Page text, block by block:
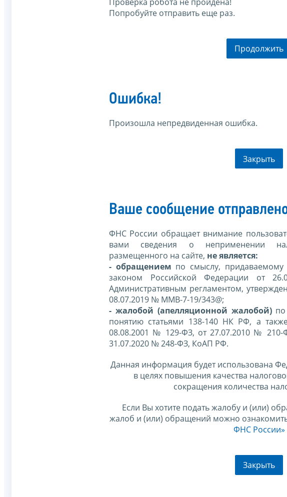
Попробуйте отправить еще раз.
Продолжить
Ошибка!
Произошла непредвиденная ошибка.
Закрыть
Ваше сообщение
ФНС России обращает внимание
вами сведения о неприменении
размещенного на сайте, не является:
- обращением по смыслу,
законом Российской Федерации от
Административным регламентом,
08.07.2019 № ММВ-7-19/343@;
- жалобой (апелляционной жалобой)по
понятию статьями 138-140 НК РФ, а
08.08.2001 № 129-ФЗ, от 27.07.2010 №
31.07.2020 № 248-ФЗ, КоАП РФ.
Данная информация будет использована
в целях повышения качества
сокращения количества
Если Вы хотите подать жалобу и (или)
жалоб и (или) обращений можно
ФНС России»
Закрыть